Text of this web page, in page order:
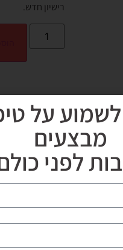
רישיון חדש.
לשמוע על
מבצעים
לפני